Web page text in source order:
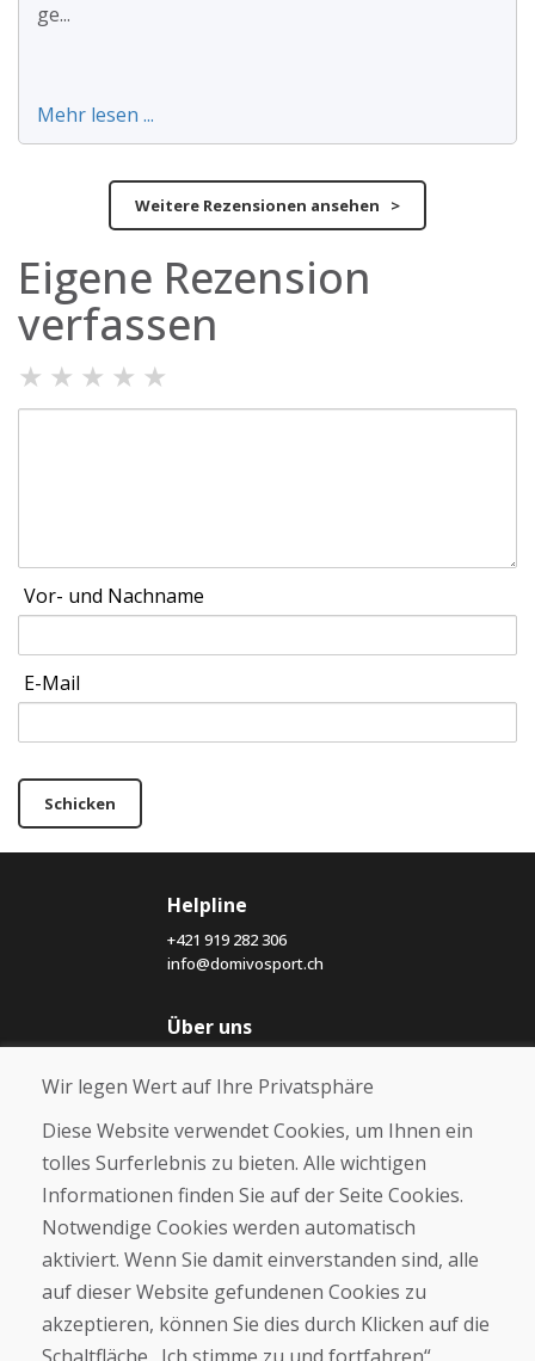
ge...
Mehr lesen ...
Weitere Rezensionen ansehen >
Eigene Rezension
verfassen
★ ★ ★ ★ ★
Vor- und Nachname
E-Mail
Schicken
Helpline
+421 919 282 306
info@domivosport.ch
Über uns
Über uns
Kontakt
Kaufen
E-Shop
Geschäftsbedingungen
Zahlung
Beschwerde
Rückgabe und Umtausch von Waren
Wir legen Wert auf Ihre Privatsphäre
Diese Website verwendet Cookies, um Ihnen ein
tolles Surferlebnis zu bieten. Alle wichtigen
Informationen finden Sie auf der Seite Cookies.
Notwendige Cookies werden automatisch
aktiviert. Wenn Sie damit einverstanden sind, alle
auf dieser Website gefundenen Cookies zu
akzeptieren, können Sie dies durch Klicken auf die